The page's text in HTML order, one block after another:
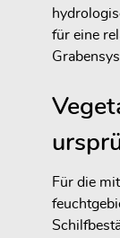
für eine
Für die